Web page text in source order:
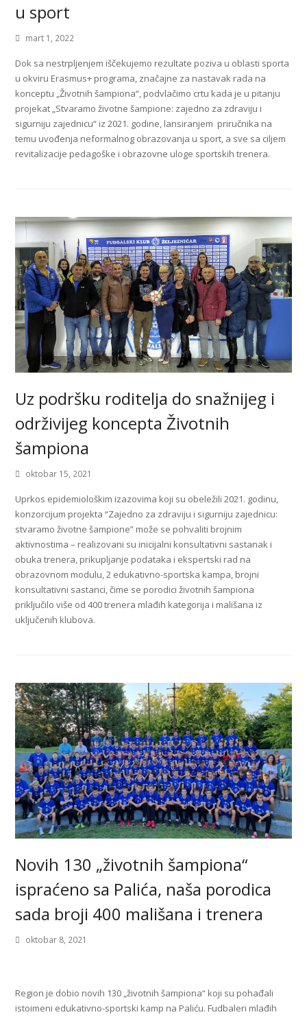
u sport
mart 1, 2022
Dok sa nestrpljenjem iščekujemo rezultate poziva u oblasti sporta
u okviru Erasmus+ programa, značajne za nastavak rada na
konceptu „Životnih šampiona“, podvlačimo crtu kada je u pitanju
projekat „Stvaramo životne šampione: zajedno za zdraviju i
sigurniju zajednicu“ iz 2021. godine, lansiranjem priručnika na
temu uvođenja neformalnog obrazovanja u sport, a sve sa ciljem
revitalizacije pedagoške i obrazovne uloge sportskih trenera.
Uz podršku roditelja do snažnijeg i
održivijeg koncepta Životnih
šampiona
oktobar 15, 2021
Uprkos epidemiološkim izazovima koji su obeležili 2021. godinu,
konzorcijum projekta “Zajedno za zdraviju i sigurniju zajednicu:
stvaramo životne šampione” može se pohvaliti brojnim
aktivnostima – realizovani su inicijalni konsultativni sastanak i
obuka trenera, prikupljanje podataka i ekspertski rad na
obrazovnom modulu, 2 edukativno-sportska kampa, brojni
konsultativni sastanci, čime se porodici životnih šampiona
priključilo više od 400 trenera mlađih kategorija i mališana iz
uključenih klubova.
Novih 130 „životnih šampiona“
ispraćeno sa Palića, naša porodica
sada broji 400 mališana i trenera
oktobar 8, 2021
Region je dobio novih 130 „životnih šampiona“ koji su pohađali
istoimeni edukativno-sportski kamp na Paliću. Fudbaleri mlađih